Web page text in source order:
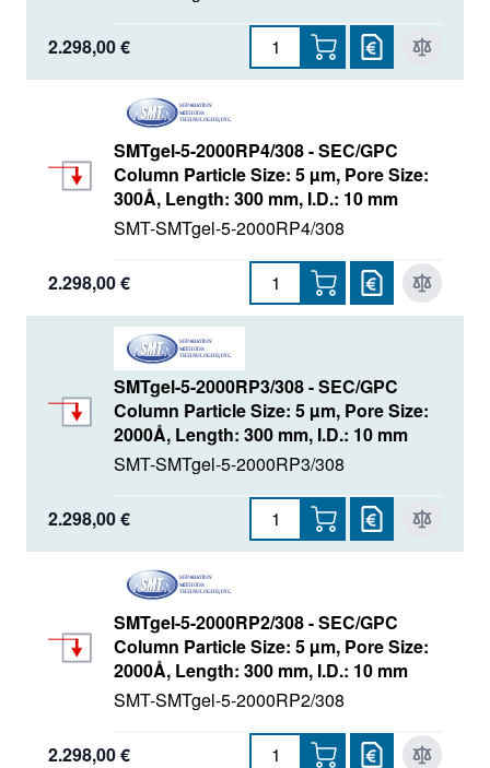
2.298,00 €
SMTgel-5-2000RP4/308 - SEC/GPC
Column Particle Size: 5 µm, Pore Size:
300Å, Length: 300 mm, I.D.: 10 mm
SMT-SMTgel-5-2000RP4/308
2.298,00 €
SMTgel-5-2000RP3/308 - SEC/GPC
Column Particle Size: 5 µm, Pore Size:
2000Å, Length: 300 mm, I.D.: 10 mm
SMT-SMTgel-5-2000RP3/308
2.298,00 €
SMTgel-5-2000RP2/308 - SEC/GPC
Column Particle Size: 5 µm, Pore Size:
2000Å, Length: 300 mm, I.D.: 10 mm
SMT-SMTgel-5-2000RP2/308
2.298,00 €